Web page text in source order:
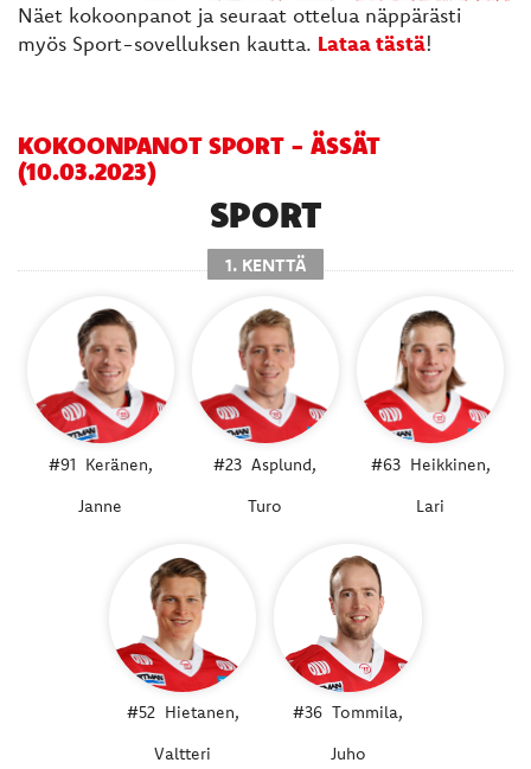
Näet kokoonpanot ja seuraat ottelua näppärästi
myös Sport-sovelluksen kautta. Lataa tästä!
KOKOONPANOT SPORT - ÄSSÄT
(10.03.2023)
SPORT
1. KENTTÄ
#91 Keränen,
Janne
#23 Asplund,
Turo
#63 Heikkinen,
Lari
#52 Hietanen,
Valtteri
#36 Tommila,
Juho